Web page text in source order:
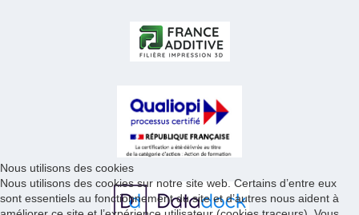
Nous utilisons des cookies
Nous utilisons des cookies sur notre site web. Certains d’entre eux
sont essentiels au fonctionnement du site et d’autres nous aident à